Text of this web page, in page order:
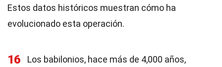
Estos datos históricos muestran cómo ha
evolucionado esta operación.
16
Los babilonios, hace más de 4,000 años,